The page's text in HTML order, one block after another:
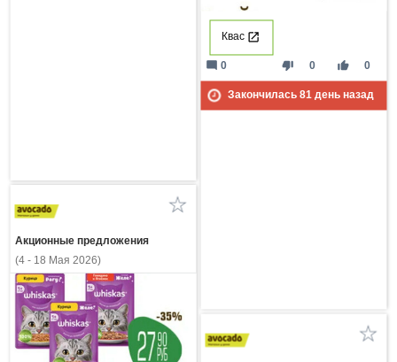
Квас
thumb_down 0 thumb_up 0
mode_comment 0
Закончилась 81день назад
Акционные предложения
(4 - 18 Мая 2026)